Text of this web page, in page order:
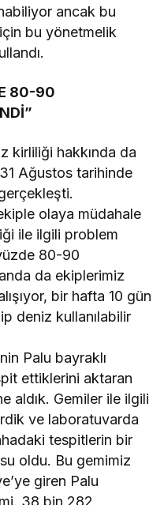
ancak bu
bu yönetmelik
80-90
kirliliği hakkında da
Ağustos tarihinde
olaya müdahale
ile ilgili problem
80-90
da ekiplerimiz
bir hafta 10 gün
deniz kullanılabilir
Palu bayraklı
ettiklerini aktaran
aldık. Gemiler ile ilgili
ve laboratuvarda
tespitlerin bir
oldu. Bu gemimiz
giren Palu
38 bin 282